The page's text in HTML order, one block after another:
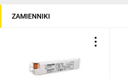
ZAMIENNIKI